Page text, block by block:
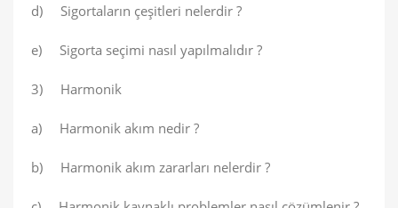
d) Sigortaların çeşitleri nelerdir ?
e) Sigorta seçimi nasıl yapılmalıdır ?
3) Harmonik
a) Harmonik akım nedir ?
b) Harmonik akım zararları nelerdir ?